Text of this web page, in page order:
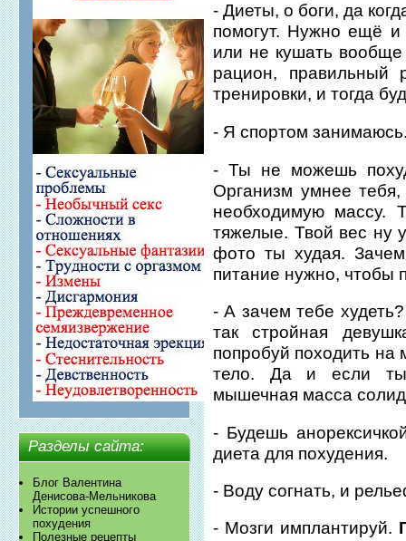
Разделы сайта:
Блог Валентина
Денисова-Мельникова
Истории успешного
похудения
Полезные рецепты
- Диеты, о боги, да
помогут. Нужно ещё и
или не кушать вообще
рацион, правильный
тренировки, и тогда
- Я спортом
- Ты не можешь
Организм умнее
необходимую массу.
тяжелые. Твой вес ну
фото ты худая. Зачем
питание нужно, чтобы
- А зачем тебе
так стройная
попробуй походить на
тело. Да и если ты
мышечная масса
- Будешь
диета для похудения.
- Воду согнать, и
- Мозги имплантируй.